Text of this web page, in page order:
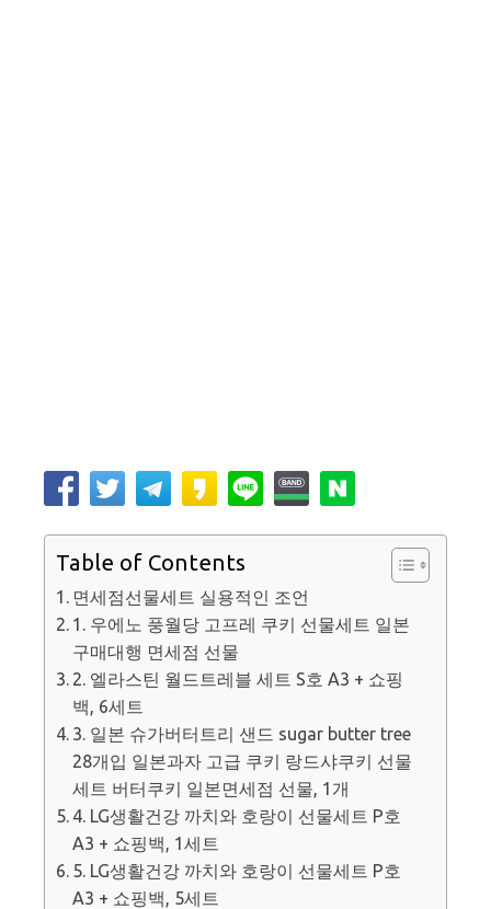
Table of Contents
면세점선물세트 실용적인 조언
1. 우에노 풍월당 고프레 쿠키 선물세트 일본
구매대행 면세점 선물
2. 엘라스틴 월드트레블 세트 S호 A3 + 쇼핑
백, 6세트
3. 일본 슈가버터트리 샌드 sugar butter tree
28개입 일본과자 고급 쿠키 랑드샤쿠키 선물
세트 버터쿠키 일본면세점 선물, 1개
4. LG생활건강 까치와 호랑이 선물세트 P호
A3 + 쇼핑백, 1세트
5. LG생활건강 까치와 호랑이 선물세트 P호
A3 + 쇼핑백, 5세트